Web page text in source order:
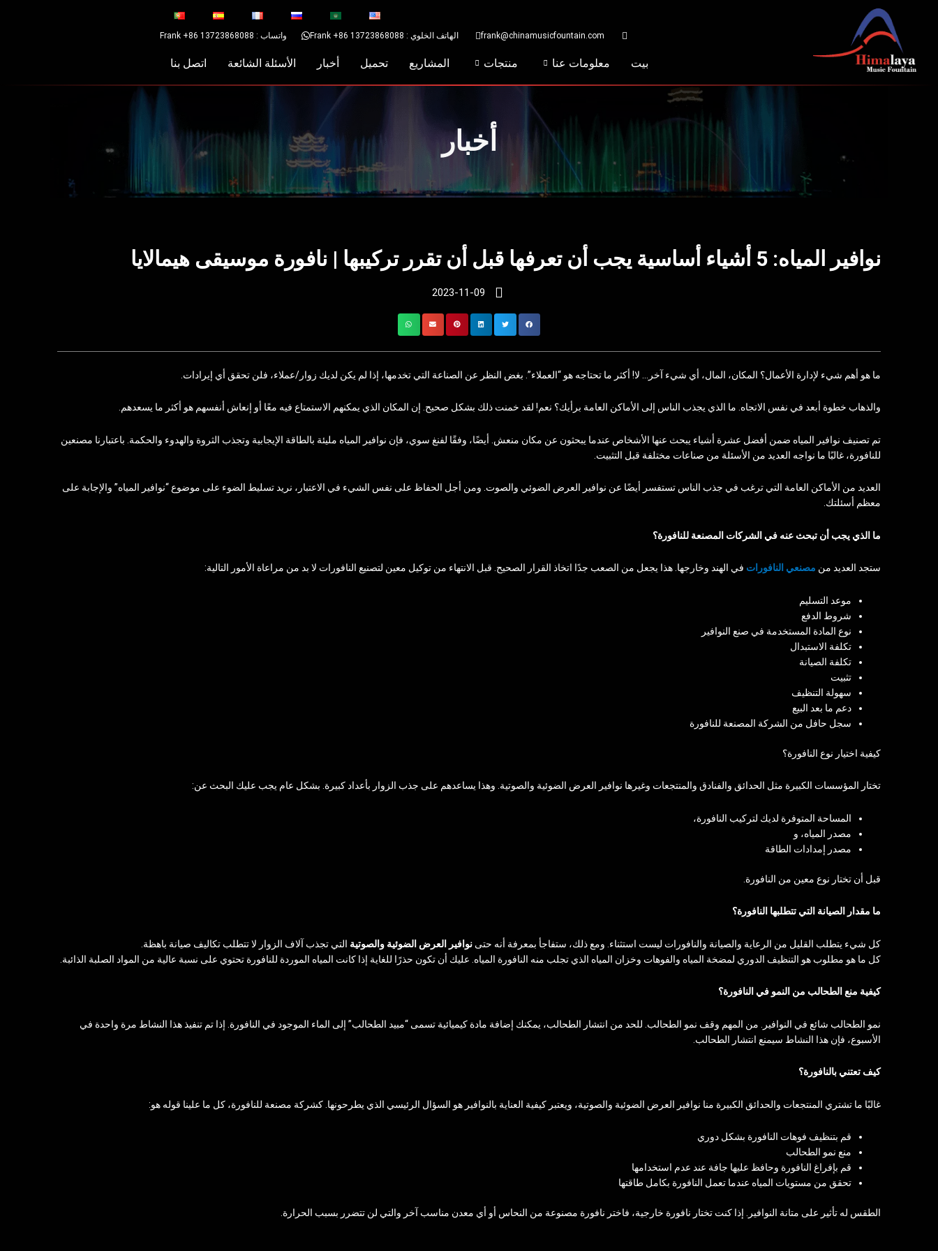
frank@chinamusicfountain.com الهاتف الخلوي : Frank +86 13723868088 واتساب : Frank +86 13723868088
بيت معلومات عنا منتجات المشاريع تحميل أخبار الأسئلة الشائعة اتصل بنا
أخبار
نوافير المياه: 5 أشياء أساسية يجب أن تعرفها قبل أن تقرر تركيبها | نافورة موسيقى هيمالايا
2023-11-09
ما هو أهم شيء لإدارة الأعمال؟ المكان، المال، أي شيء آخر… لا! أكثر ما تحتاجه هو “العملاء”. بغض النظر عن الصناعة التي تخدمها، إذا لم يكن لديك زوار/عملاء، فلن تحقق أي إيرادات.
والذهاب خطوة أبعد في نفس الاتجاه. ما الذي يجذب الناس إلى الأماكن العامة برأيك؟ نعم! لقد خمنت ذلك بشكل صحيح. إن المكان الذي يمكنهم الاستمتاع فيه معًا أو إنعاش أنفسهم هو أكثر ما يسعدهم.
تم تصنيف نوافير المياه ضمن أفضل عشرة أشياء يبحث عنها الأشخاص عندما يبحثون عن مكان منعش. أيضًا، وفقًا لفنغ سوي، فإن نوافير المياه مليئة بالطاقة الإيجابية وتجذب الثروة والهدوء والحكمة. باعتبارنا مصنعين
للنافورة، غالبًا ما نواجه العديد من الأسئلة من صناعات مختلفة قبل التثبيت.
العديد من الأماكن العامة التي ترغب في جذب الناس تستفسر أيضًا عن نوافير العرض الضوئي والصوت. ومن أجل الحفاظ على نفس الشيء في الاعتبار، نريد تسليط الضوء على موضوع “نوافير المياه” والإجابة على
معظم أسئلتك.
ما الذي يجب أن تبحث عنه في الشركات المصنعة للنافورة؟
ستجد العديد من مصنعي النافورات في الهند وخارجها. هذا يجعل من الصعب جدًا اتخاذ القرار الصحيح. قبل الانتهاء من توكيل معين لتصنيع النافورات لا بد من مراعاة الأمور التالية:
موعد التسليم
شروط الدفع
نوع المادة المستخدمة في صنع النوافير
تكلفة الاستبدال
تكلفة الصيانة
تثبيت
سهولة التنظيف
دعم ما بعد البيع
سجل حافل من الشركة المصنعة للنافورة
كيفية اختيار نوع النافورة؟
تختار المؤسسات الكبيرة مثل الحدائق والفنادق والمنتجعات وغيرها نوافير العرض الضوئية والصوتية. وهذا يساعدهم على جذب الزوار بأعداد كبيرة. بشكل عام يجب عليك البحث عن:
المساحة المتوفرة لديك لتركيب النافورة،
مصدر المياه، و
مصدر إمدادات الطاقة
قبل أن تختار نوع معين من النافورة.
ما مقدار الصيانة التي تتطلبها النافورة؟
كل شيء يتطلب القليل من الرعاية والصيانة والنافورات ليست استثناء. ومع ذلك، ستفاجأ بمعرفة أنه حتى نوافير العرض الضوئية والصوتية التي تجذب آلاف الزوار لا تتطلب تكاليف صيانة باهظة.
كل ما هو مطلوب هو التنظيف الدوري لمضخة المياه والفوهات وخزان المياه الذي تجلب منه النافورة المياه. عليك أن تكون حذرًا للغاية إذا كانت المياه الموردة للنافورة تحتوي على نسبة عالية من المواد الصلبة الذائبة.
كيفية منع الطحالب من النمو في النافورة؟
نمو الطحالب شائع في النوافير. من المهم وقف نمو الطحالب. للحد من انتشار الطحالب، يمكنك إضافة مادة كيميائية تسمى “مبيد الطحالب” إلى الماء الموجود في النافورة. إذا تم تنفيذ هذا النشاط مرة واحدة في
الأسبوع، فإن هذا النشاط سيمنع انتشار الطحالب.
كيف تعتني بالنافورة؟
غالبًا ما تشتري المنتجعات والحدائق الكبيرة منا نوافير العرض الضوئية والصوتية، ويعتبر كيفية العناية بالنوافير هو السؤال الرئيسي الذي يطرحونها. كشركة مصنعة للنافورة، كل ما علينا قوله هو:
قم بتنظيف فوهات النافورة بشكل دوري
منع نمو الطحالب
قم بإفراغ النافورة وحافظ عليها جافة عند عدم استخدامها
تحقق من مستويات المياه عندما تعمل النافورة بكامل طاقتها
الطقس له تأثير على متانة النوافير. إذا كنت تختار نافورة خارجية، فاختر نافورة مصنوعة من النحاس أو أي معدن مناسب آخر والتي لن تتضرر بسبب الحرارة.